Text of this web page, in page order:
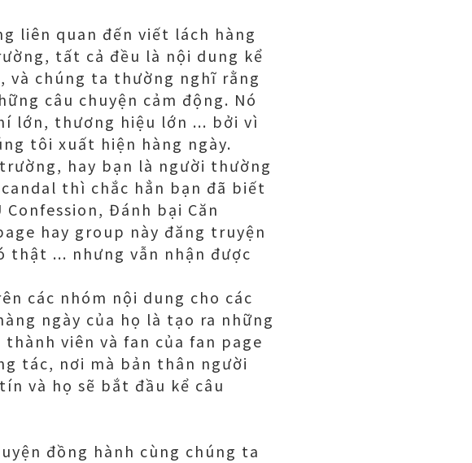
liên quan đến viết lách hàng
tất cả đều là nội dung kể
và chúng ta thường nghĩ rằng
câu chuyện cảm động. Nó
lớn, thương hiệu lớn ... bởi vì
tôi xuất hiện hàng ngày.
hay bạn là người thường
thì chắc hẳn bạn đã biết
Đánh bại Căn
hay group này đăng truyện
thật ... nhưng vẫn nhận được
các nhóm nội dung cho các
ngày của họ là tạo ra những
viên và fan của fan page
tác, nơi mà bản thân người
và họ sẽ bắt đầu kể câu
đồng hành cùng chúng ta